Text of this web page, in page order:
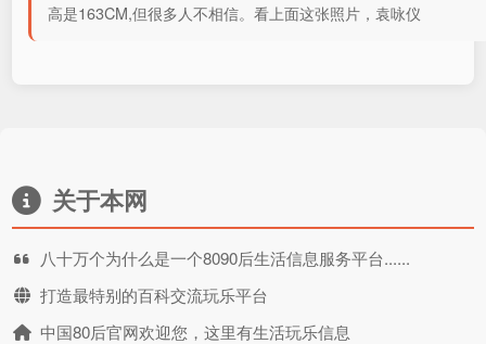
高是163CM,但很多人不相信。看上面这张照片，袁咏仪
关于本网
八十万个为什么是一个8090后生活信息服务平台......
打造最特别的百科交流玩乐平台
中国80后官网欢迎您，这里有生活玩乐信息